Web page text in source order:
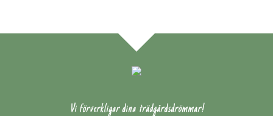
Vi förverkligar dina trädgårdsdrömmar!